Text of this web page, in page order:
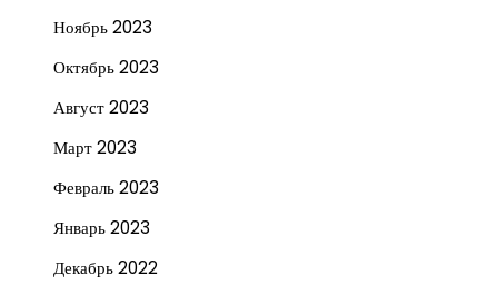
Ноябрь 2023
Октябрь 2023
Август 2023
Март 2023
Февраль 2023
Январь 2023
Декабрь 2022